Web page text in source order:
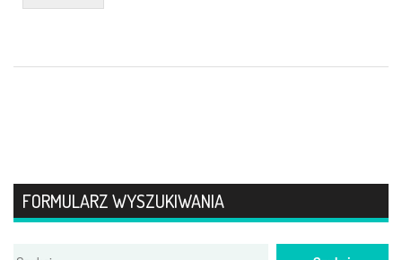
FORMULARZ WYSZUKIWANIA